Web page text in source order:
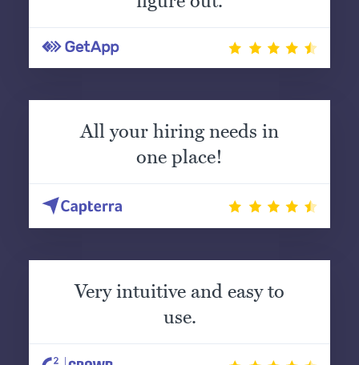
All your hiring needs in
one place!
Very intuitive and easy to
use.